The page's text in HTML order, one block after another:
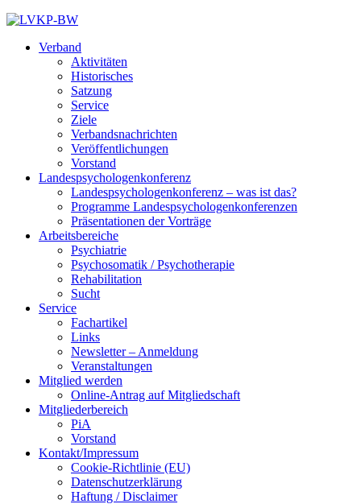
Verband
Aktivitäten
Historisches
Satzung
Service
Ziele
Verbandsnachrichten
Veröffentlichungen
Vorstand
Landespsychologenkonferenz
Landespsychologenkonferenz – was ist das?
Programme Landespsychologenkonferenzen
Präsentationen der Vorträge
Arbeitsbereiche
Psychiatrie
Psychosomatik / Psychotherapie
Rehabilitation
Sucht
Service
Fachartikel
Links
Newsletter – Anmeldung
Veranstaltungen
Mitglied werden
Online-Antrag auf Mitgliedschaft
Mitgliederbereich
PiA
Vorstand
Kontakt/Impressum
Cookie-Richtlinie (EU)
Datenschutzerklärung
Haftung / Disclaimer